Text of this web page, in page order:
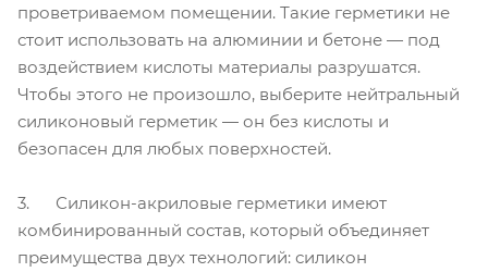
проветриваемом помещении. Такие герметики не
стоит использовать на алюминии и бетоне — под
воздействием кислоты материалы разрушатся.
Чтобы этого не произошло, выберите нейтральный
силиконовый герметик — он без кислоты и
безопасен для любых поверхностей.
3. Силикон-акриловые герметики имеют
комбинированный состав, который объединяет
преимущества двух технологий: силикон